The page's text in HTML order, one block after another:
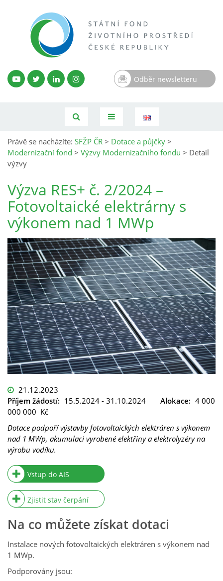
Odběr newsletteru
Právě se nacházíte: SFŽP ČR > Dotace a půjčky >
Modernizační fond > Výzvy Modernizačního fondu > Detail
výzvy
Výzva RES+ č. 2/2024 –
Fotovoltaické elektrárny s
výkonem nad 1 MWp
21.12.2023
Příjem žádostí: 15.5.2024 - 31.10.2024 Alokace: 4 000
000 000 Kč
Dotace podpoří výstavby fotovoltaických elektráren s výkonem
nad 1 MWp, akumulaci vyrobené elektřiny a elektrolyzéry na
výrobu vodíku.
Vstup do AIS
Zjistit stav čerpání
Na co můžete získat dotaci
Instalace nových fotovoltaických elektráren s výkonem nad
1 MWp.
Podporovány jsou: